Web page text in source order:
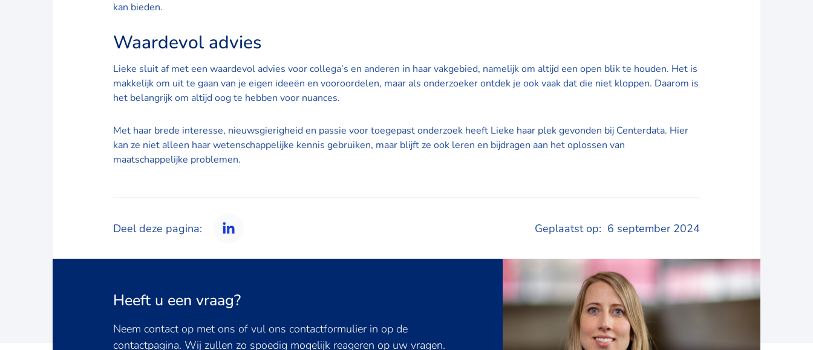
kan bieden.
Waardevol advies
Lieke sluit af met een waardevol advies voor collega’s en anderen in haar vakgebied, namelijk om altijd een open blik te houden. Het is
makkelijk om uit te gaan van je eigen ideeën en vooroordelen, maar als onderzoeker ontdek je ook vaak dat die niet kloppen. Daarom is
het belangrijk om altijd oog te hebben voor nuances.
Met haar brede interesse, nieuwsgierigheid en passie voor toegepast onderzoek heeft Lieke haar plek gevonden bij Centerdata. Hier
kan ze niet alleen haar wetenschappelijke kennis gebruiken, maar blijft ze ook leren en bijdragen aan het oplossen van
maatschappelijke problemen.
Deel deze pagina:
LinkedIn
Geplaatst op: 6 september 2024
Heeft u een vraag?
Neem contact op met ons of vul ons contactformulier in op de
contactpagina. Wij zullen zo spoedig mogelijk reageren op uw vragen.